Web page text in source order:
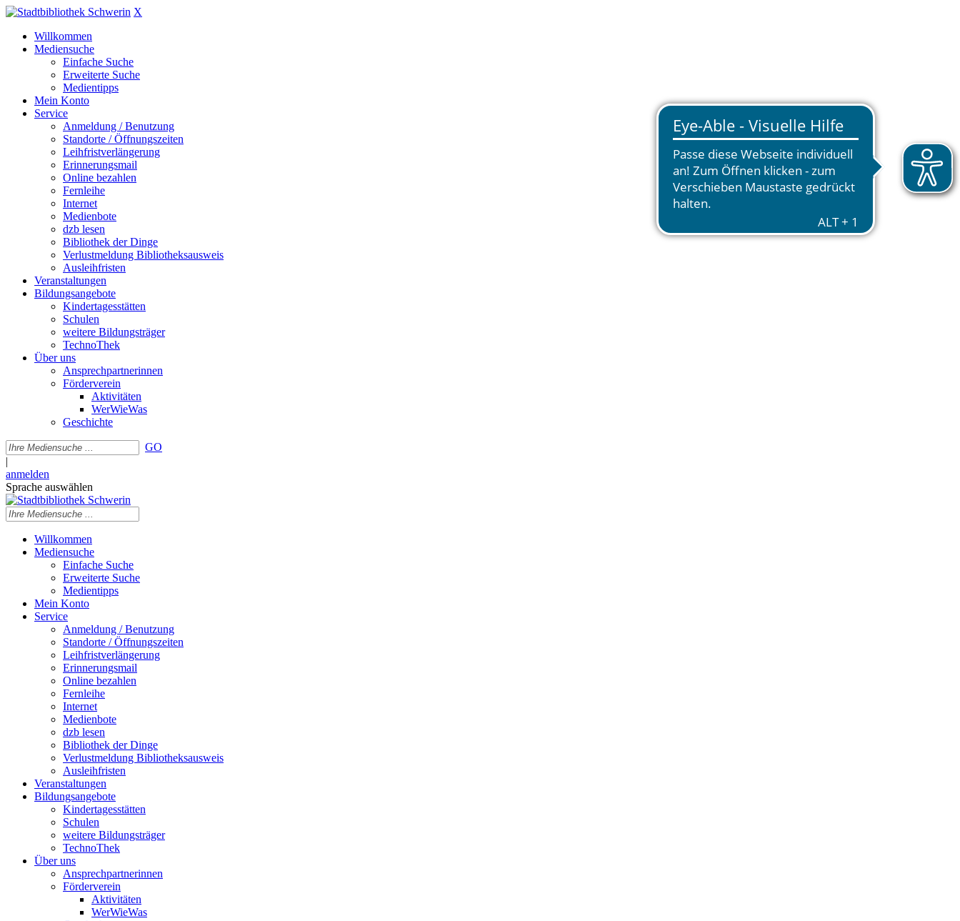
X
Willkommen
Mediensuche
Einfache Suche
Erweiterte Suche
Medientipps
Mein Konto
Service
Anmeldung / Benutzung
Standorte / Öffnungszeiten
Leihfristverlängerung
Erinnerungsmail
Online bezahlen
Fernleihe
Internet
Medienbote
dzb lesen
Bibliothek der Dinge
Verlustmeldung Bibliotheksausweis
Ausleihfristen
Veranstaltungen
Bildungsangebote
Kindertagesstätten
Schulen
weitere Bildungsträger
TechnoThek
Über uns
Ansprechpartnerinnen
Förderverein
Aktivitäten
WerWieWas
Geschichte
GO
|
anmelden
Sprache auswählen
Willkommen
Mediensuche
Einfache Suche
Erweiterte Suche
Medientipps
Mein Konto
Service
Anmeldung / Benutzung
Standorte / Öffnungszeiten
Leihfristverlängerung
Erinnerungsmail
Online bezahlen
Fernleihe
Internet
Medienbote
dzb lesen
Bibliothek der Dinge
Verlustmeldung Bibliotheksausweis
Ausleihfristen
Veranstaltungen
Bildungsangebote
Kindertagesstätten
Schulen
weitere Bildungsträger
TechnoThek
Über uns
Ansprechpartnerinnen
Förderverein
Aktivitäten
WerWieWas